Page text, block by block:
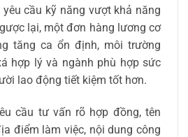
cầu kỹ năng vượt khả năng
lại, một đơn hàng lương cơ
tăng ca ổn định, môi trường
hợp lý và ngành phù hợp sức
lao động tiết kiệm tốt hơn.
cầu tư vấn rõ hợp đồng, tên
điểm làm việc, nội dung công